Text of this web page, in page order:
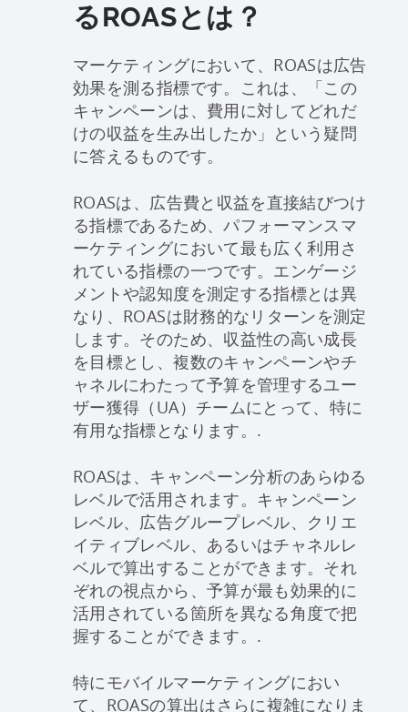
るROASとは？
マーケティングにおいて、ROASは広告
効果を測る指標です。これは、「この
キャンペーンは、費用に対してどれだ
けの収益を生み出したか」という疑問
に答えるものです。
ROASは、広告費と収益を直接結びつけ
る指標であるため、パフォーマンスマ
ーケティングにおいて最も広く利用さ
れている指標の一つです。エンゲージ
メントや認知度を測定する指標とは異
なり、ROASは財務的なリターンを測定
します。そのため、収益性の高い成長
を目標とし、複数のキャンペーンやチ
ャネルにわたって予算を管理するユー
ザー獲得（UA）チームにとって、特に
有用な指標となります。.
ROASは、キャンペーン分析のあらゆる
レベルで活用されます。キャンペーン
レベル、広告グループレベル、クリエ
イティブレベル、あるいはチャネルレ
ベルで算出することができます。それ
ぞれの視点から、予算が最も効果的に
活用されている箇所を異なる角度で把
握することができます。.
特にモバイルマーケティングにおい
て、ROASの算出はさらに複雑になりま